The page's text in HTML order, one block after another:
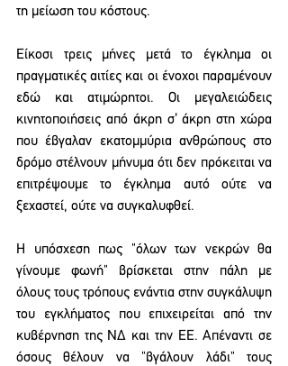
τη μείωση του κόστους.
Είκοσι τρεις μήνες μετά το έγκλημα οι
πραγματικές αιτίες και οι ένοχοι παραμένουν
εδώ και ατιμώρητοι. Οι μεγαλειώδεις
κινητοποιήσεις από άκρη σ’ άκρη στη χώρα
που έβγαλαν εκατομμύρια ανθρώπους στο
δρόμο στέλνουν μήνυμα ότι δεν πρόκειται να
επιτρέψουμε το έγκλημα αυτό ούτε να
ξεχαστεί, ούτε να συγκαλυφθεί.
Η υπόσχεση πως "όλων των νεκρών θα
γίνουμε φωνή" βρίσκεται στην πάλη με
όλους τους τρόπους ενάντια στην συγκάλυψη
του εγκλήματος που επιχειρείται από την
κυβέρνηση της ΝΔ και την ΕΕ. Απέναντι σε
όσους θέλουν να "βγάλουν λάδι" τους